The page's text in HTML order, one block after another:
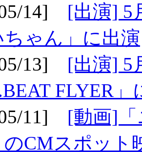
14] [出演] 5
ちゃん」に出演
13] [出演] 5
FLYER
11] [動画]
のCMスポット